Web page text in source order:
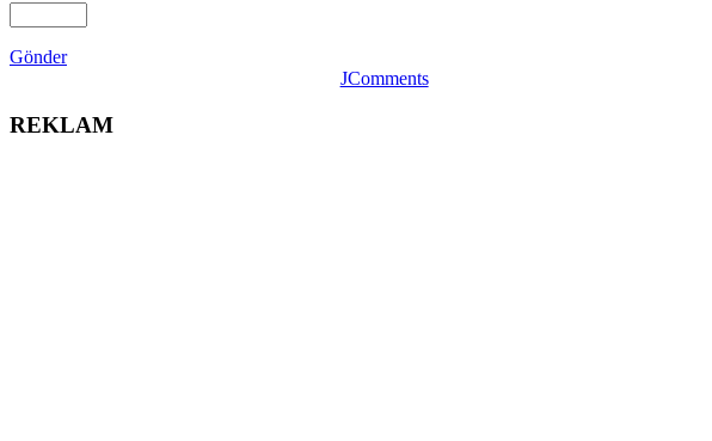
Gönder
JComments
REKLAM